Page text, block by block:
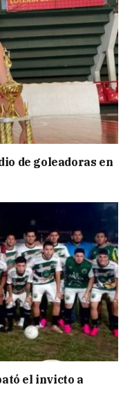
de goleadoras en
el invicto a